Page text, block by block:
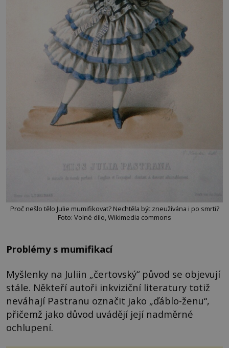
Proč nešlo tělo Julie mumifikovat? Nechtěla být zneužívána i po smrti?
Foto: Volné dílo, Wikimedia commons
Problémy s mumifikací
Myšlenky na Juliin „čertovský“ původ se objevují
stále. Někteří autoři inkviziční literatury totiž
neváhají Pastranu označit jako „ďáblo-ženu“,
přičemž jako důvod uvádějí její nadměrné
ochlupení.